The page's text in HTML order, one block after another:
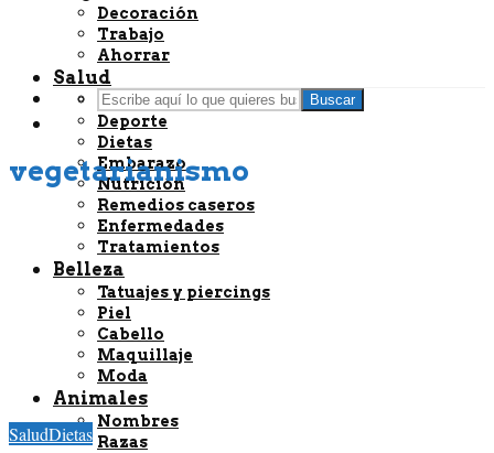
Decoración
Trabajo
Ahorrar
Salud
Bienestar
Deporte
Dietas
Embarazo
Nutrición
Remedios caseros
Enfermedades
Tratamientos
Belleza
Tatuajes y piercings
Piel
Cabello
Maquillaje
Moda
Animales
Nombres
Razas
Buscar
vegetarianismo
SaludDietas